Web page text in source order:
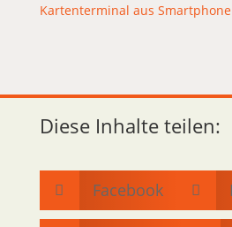
Kartenterminal aus Smartphone
Diese Inhalte teilen:
 Facebook 